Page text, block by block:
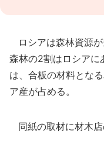
ロシアは森林資源
森林の2割はロシアに
は、合板の材料とな
ア産が占める。
同紙の取材に材木店